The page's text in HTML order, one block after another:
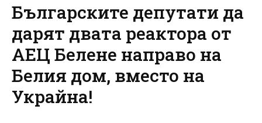
Българските депутати да
дарят двата реактора от
АЕЦ Белене направо на
Белия дом, вместо на
Украйна!